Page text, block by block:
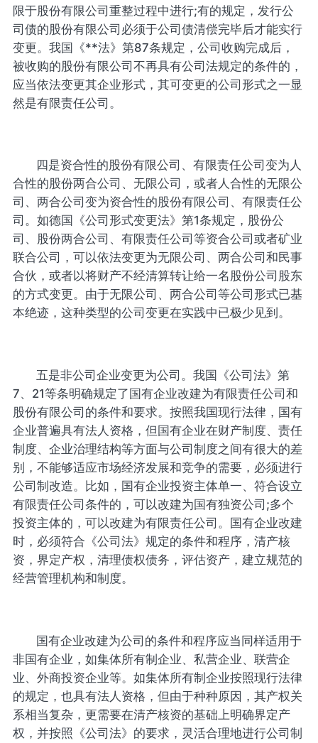
限于股份有限公司重整过程中进行;有的规定，发行公
司债的股份有限公司必须于公司债清偿完毕后才能实行
变更。我国《**法》第87条规定，公司收购完成后，
被收购的股份有限公司不再具有公司法规定的条件的，
应当依法变更其企业形式，其可变更的公司形式之一显
然是有限责任公司。
四是资合性的股份有限公司、有限责任公司变为人
合性的股份两合公司、无限公司，或者人合性的无限公
司、两合公司变为资合性的股份有限公司、有限责任公
司。如德国《公司形式变更法》第1条规定，股份公
司、股份两合公司、有限责任公司等资合公司或者矿业
联合公司，可以依法变更为无限公司、两合公司和民事
合伙，或者以将财产不经清算转让给一名股份公司股东
的方式变更。由于无限公司、两合公司等公司形式已基
本绝迹，这种类型的公司变更在实践中已极少见到。
五是非公司企业变更为公司。我国《公司法》第
7、21等条明确规定了国有企业改建为有限责任公司和
股份有限公司的条件和要求。按照我国现行法律，国有
企业普遍具有法人资格，但国有企业在财产制度、责任
制度、企业治理结构等方面与公司制度之间有很大的差
别，不能够适应市场经济发展和竞争的需要，必须进行
公司制改造。比如，国有企业投资主体单一、符合设立
有限责任公司条件的，可以改建为国有独资公司;多个
投资主体的，可以改建为有限责任公司。国有企业改建
时，必须符合《公司法》规定的条件和程序，清产核
资，界定产权，清理债权债务，评估资产，建立规范的
经营管理机构和制度。
国有企业改建为公司的条件和程序应当同样适用于
非国有企业，如集体所有制企业、私营企业、联营企
业、外商投资企业等。如集体所有制企业按照现行法律
的规定，也具有法人资格，但由于种种原因，其产权关
系相当复杂，更需要在清产核资的基础上明确界定产
权，并按照《公司法》的要求，灵活合理地进行公司制